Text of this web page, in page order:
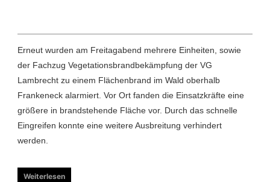
Erneut wurden am Freitagabend mehrere Einheiten, sowie
der Fachzug Vegetationsbrandbekämpfung der VG
Lambrecht zu einem Flächenbrand im Wald oberhalb
Frankeneck alarmiert. Vor Ort fanden die Einsatzkräfte eine
größere in brandstehende Fläche vor. Durch das schnelle
Eingreifen konnte eine weitere Ausbreitung verhindert
werden.
Weiterlesen